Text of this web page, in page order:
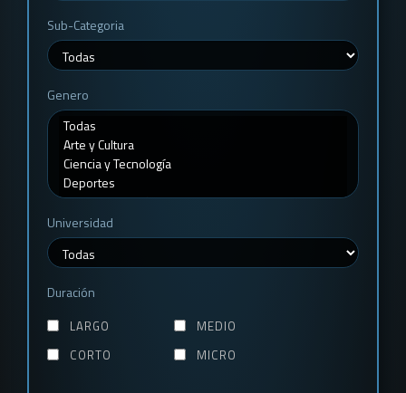
Sub-Categoria
Genero
Universidad
Duración
LARGO
MEDIO
CORTO
MICRO